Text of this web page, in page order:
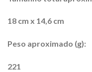
18 cm x 14,6 cm
Peso aproximado (g):
221